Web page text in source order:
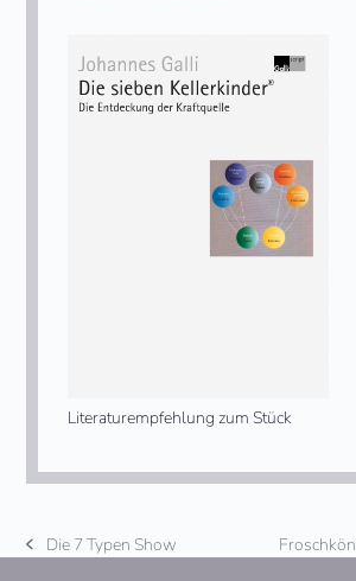
Literaturempfehlung zum Stück
vorheriger
Die 7 Typen Show
Nächster